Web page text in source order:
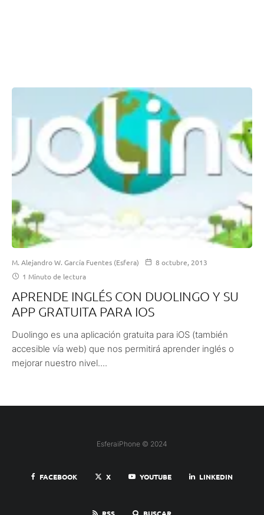
M. Alejandro W. García Fuentes (Esfera)
8 octubre, 2013
1 Minuto de lectura
APRENDE INGLÉS CON DUOLINGO Y SU
APP GRATUITA PARA IOS
Duolingo es una aplicación gratuita para iOS (también
accesible vía web) que nos permitirá aprender inglés o
mejorar nuestro nivel....
EsferaiPhone © 2024
FACEBOOK X YOUTUBE LINKEDIN
RSS BUSCAR